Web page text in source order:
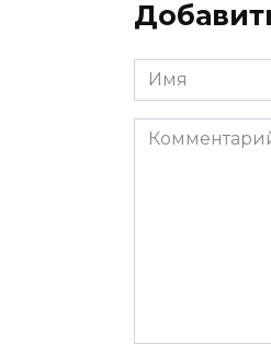
Имя
*
Комментарий